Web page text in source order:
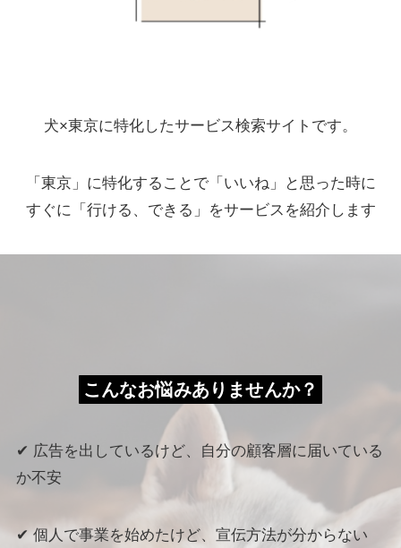
犬×東京に特化したサービス検索サイトです。
「東京」に特化することで「いいね」と思った時に
すぐに「行ける、できる」をサービスを紹介します
こんなお悩みありませんか？
✔︎ 広告を出しているけど、自分の顧客層に届いている
か不安
✔︎ 個人で事業を始めたけど、宣伝方法が分からない